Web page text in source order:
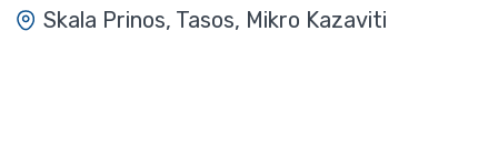
Skala Prinos, Tasos, Mikro Kazaviti